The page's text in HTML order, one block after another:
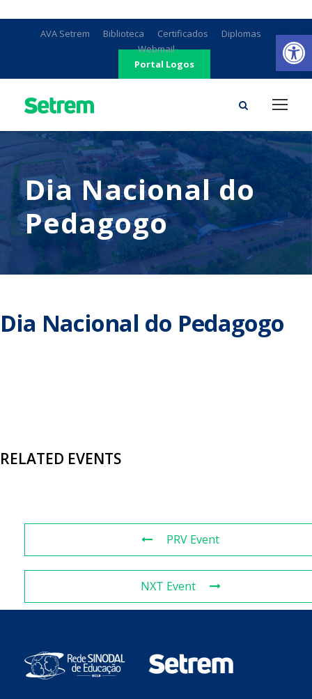
AVA Setrem Biblioteca Certificados
Diplomas
Webmail
Portal Logos
Dia Nacional do
Pedagogo
Dia Nacional do Pedagogo
RELATED EVENTS
PRV Event
NXT Event